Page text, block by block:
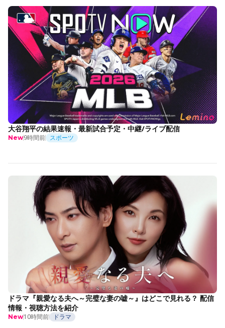
大谷翔平の結果速報・最新試合予定・中継/ライブ配信
New9時間前 スポーツ
ドラマ『親愛なる夫へ～完璧な妻の嘘～』はどこで見れる？ 配信
情報・視聴方法を紹介
New10時間前 ドラマ